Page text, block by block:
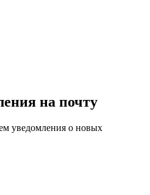
на почту
уведомления о новых